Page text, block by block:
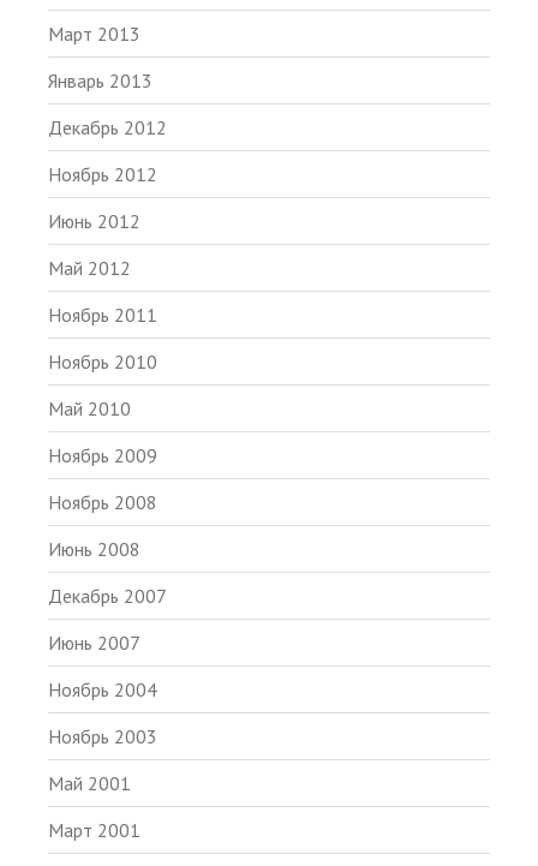
Март 2013
Январь 2013
Декабрь 2012
Ноябрь 2012
Июнь 2012
Май 2012
Ноябрь 2011
Ноябрь 2010
Май 2010
Ноябрь 2009
Ноябрь 2008
Июнь 2008
Декабрь 2007
Июнь 2007
Ноябрь 2004
Ноябрь 2003
Май 2001
Март 2001